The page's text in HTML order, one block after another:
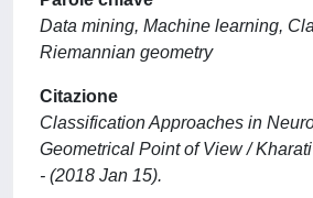
Data mining, Machine learning,
Riemannian geometry
Citazione
Classification Approaches in
Geometrical Point of View /
- (2018 Jan 15).